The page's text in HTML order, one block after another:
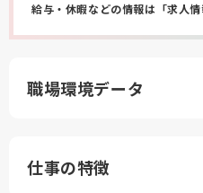
給与・休暇などの情報は「求人情
職場環境データ
仕事の特徴